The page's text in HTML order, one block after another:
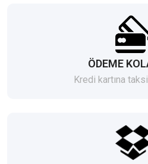
ÖDEME
Kredi kartına